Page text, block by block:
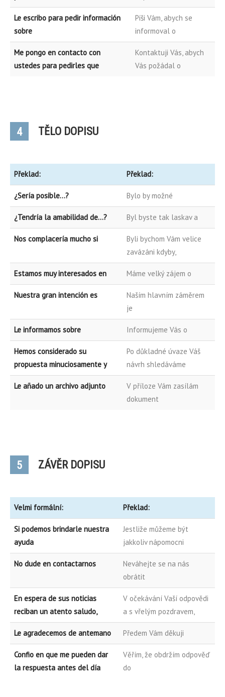
Le escribo para pedir información
sobre
Píši Vám, abych se
informoval o
Me pongo en contacto con
ustedes para pedirles que
Kontaktuji Vás, abych
Vás požádal o
4 TĚLO DOPISU
Překlad: Překlad:
¿Sería posible...? Bylo by možné
¿Tendría la amabilidad de...? Byl byste tak laskav a
Nos complacería mucho si
Byli bychom Vám velice
zavázáni kdyby,
Estamos muy interesados en Máme velký zájem o
Nuestra gran intención es
Naším hlavním záměrem
je
Le informamos sobre Informujeme Vás o
Hemos considerado su
propuesta minuciosamente y
Po důkladné úvaze Váš
návrh shledáváme
Le añado un archivo adjunto
V příloze Vám zasílám
dokument
5 ZÁVĚR DOPISU
Velmi formální: Překlad:
Si podemos brindarle nuestra
ayuda
Jestliže můžeme být
jakkoliv nápomocni
No dude en contactarnos
Neváhejte se na nás
obrátit
En espera de sus noticias
reciban un atento saludo,
V očekávání Vaší odpovědi
a s vřelým pozdravem,
Le agradecemos de antemano Předem Vám děkuji
Confio en que me pueden dar
la respuesta antes del día
Věřím, že obdržím odpověď
do